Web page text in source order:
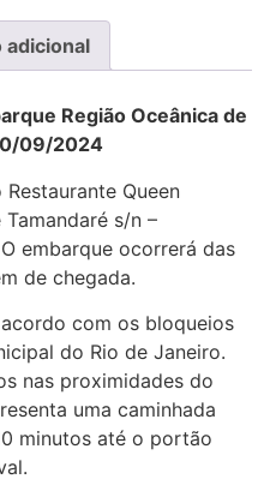
adicional
Região Oceânica de
09/2024
Queen
s/n –
embarque ocorrerá das
de chegada.
com os bloqueios
do Rio de Janeiro.
nas proximidades do
uma caminhada
minutos até o portão